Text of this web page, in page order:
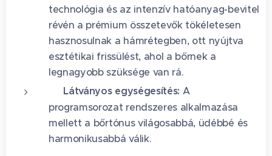
technológia és az intenzív hatóanyag-bevitel
révén a prémium összetevők tökéletesen
hasznosulnak a hámrétegben, ott nyújtva
esztétikai frissülést, ahol a bőrnek a
legnagyobb szüksége van rá.
✅ Látványos egységesítés: A
programsorozat rendszeres alkalmazása
mellett a bőrtónus világosabbá, üdébbé és
harmonikusabbá válik.